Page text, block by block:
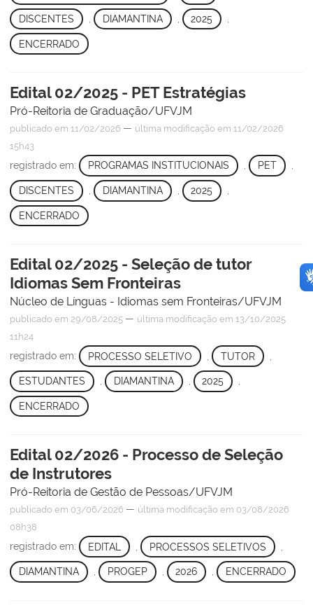
DISCENTES DIAMANTINA 2025
ENCERRADO
Edital 02/2025 - PET Estratégias
Pró-Reitoria de Graduação/UFVJM
publicado em 11/02/2026 — última modificação em 11/02/2026
15h43
registrado em: PROGRAMAS INSTITUCIONAIS , PET ,
DISCENTES DIAMANTINA 2025
ENCERRADO
Edital 02/2025 - Seleção de tutor
Idiomas Sem Fronteiras
Núcleo de Línguas - Idiomas sem Fronteiras/UFVJM
publicado em 29/08/2025 — última modificação em 13/10/2025
11h24
registrado em: PROCESSO SELETIVO TUTOR
ESTUDANTES , DIAMANTINA , 2025 ,
ENCERRADO
Edital 02/2026 - Processo de Seleção
de Instrutores
Pró-Reitoria de Gestão de Pessoas/UFVJM
publicado em 03/06/2026 — última modificação em 03/08/2026
08h38
registrado em: EDITAL PROCESSOS SELETIVOS
DIAMANTINA , PROGEP , 2026 , ENCERRADO